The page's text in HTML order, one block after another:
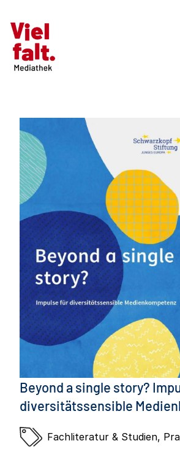
Beyond a single story?
diversitätssensible
Fachliteratur & Studien,